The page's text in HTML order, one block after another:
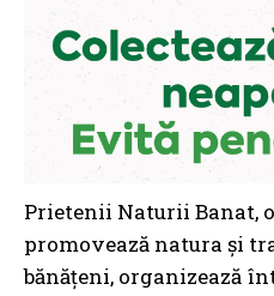
Prietenii Naturii Banat,
promovează natura și
bănățeni, organizează